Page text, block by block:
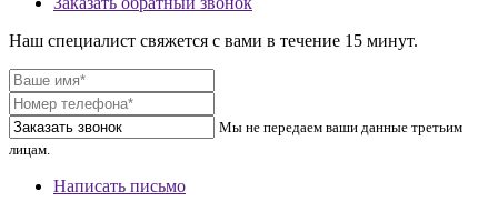
Наш специалист свяжется с вами в течение 15 минут.
Мы не передаем ваши данные третьим
лицам.
Написать письмо